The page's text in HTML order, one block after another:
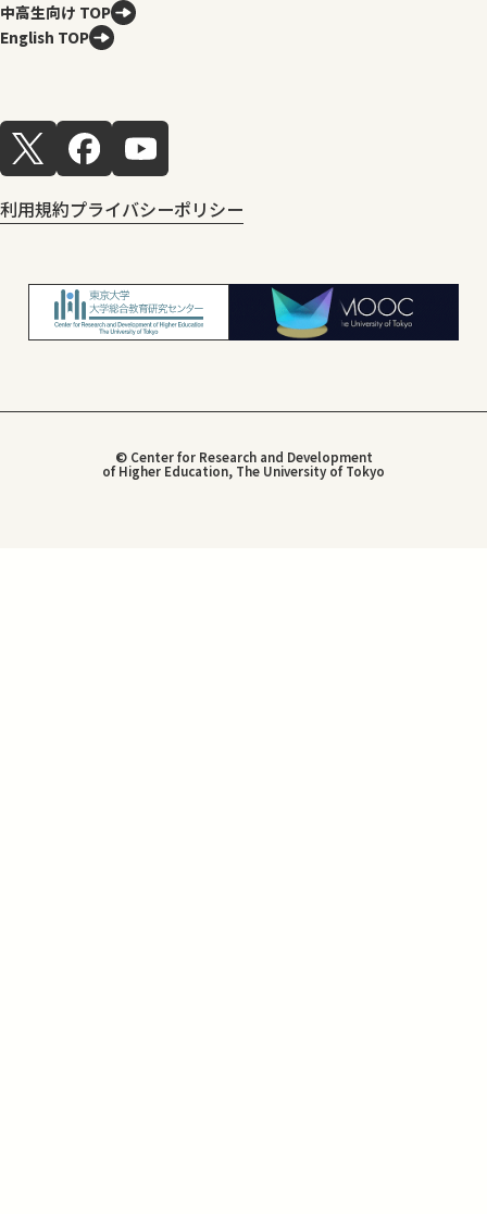
中高生向け TOP
English TOP
利用規約プライバシーポリシー
© Center for Research and Development
of Higher Education, The University of Tokyo